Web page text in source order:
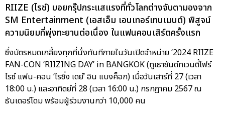
RIIZE (ไรซ์) บอยกรุ๊ปกระแสแรงที่ทั่วโลกต่างจับตามองจาก
SM Entertainment (เอสเอ็ม เอนเทอร์เทนเมนต์) พิสูจน์
ความนิยมที่พุ่งทะยานต่อเนื่อง ในแฟนคอนเสิร์ตครั้งแรก
ซึ่งบัตรหมดเกลี้ยงทุกที่นั่งทันทีภายในวันเปิดจำหน่าย ‘2024 RIIZE
FAN-CON ‘RIIZING DAY’ in BANGKOK (ทูเธาซันด์ทเวนตี้โฟร์
ไรซ์ แฟน-คอน ‘ไรซิ่ง เดย์’ อิน แบงค็อก) เมื่อวันเสาร์ที่ 27 (เวลา
18:00 น.) และอาทิตย์ที่ 28 (เวลา 16:00 น.) กรกฎาคม 2567 ณ
ธันเดอร์โดม พร้อมผู้ร่วมงานกว่า 10,000 คน